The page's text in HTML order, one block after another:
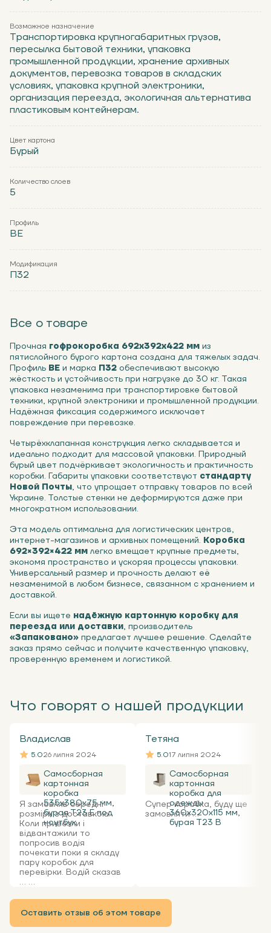
Возможное назначение
Транспортировка крупногабаритных грузов,
пересылка бытовой техники, упаковка
промышленной продукции, хранение архивных
документов, перевозка товаров в складских
условиях, упаковка крупной электроники,
организация переезда, экологичная альтернатива
пластиковым контейнерам.
Цвет картона
Бурый
Количество слоев
5
Профиль
ВЕ
Модификация
П32
Все о товаре
Прочная гофрокоробка 692х392х422 мм из
пятислойного бурого картона создана для тяжелых задач.
Профиль ВЕ и марка П32 обеспечивают высокую
жёсткость и устойчивость при нагрузке до 30 кг. Такая
упаковка незаменима при транспортировке бытовой
техники, крупной электроники и промышленной продукции.
Надёжная фиксация содержимого исключает
повреждение при перевозке.
Четырёхклапанная конструкция легко складывается и
идеально подходит для массовой упаковки. Природный
бурый цвет подчёркивает экологичность и практичность
коробки. Габариты упаковки соответствуют стандарту
Новой Почты, что упрощает отправку товаров по всей
Украине. Толстые стенки не деформируются даже при
многократном использовании.
Эта модель оптимальна для логистических центров,
интернет-магазинов и архивных помещений. Коробка
692×392×422 мм легко вмещает крупные предметы,
экономя пространство и ускоряя процессы упаковки.
Универсальный размер и прочность делают её
незаменимой в любом бизнесе, связанном с хранением и
доставкой.
Если вы ищете надёжную картонную коробку для
переезда или доставки, производитель
«Запаковано» предлагает лучшее решение. Сделайте
заказ прямо сейчас и получите качественную упаковку,
проверенную временем и логистикой.
Что говорят о нашей продукции
Владислав
5.026 липня 2024
Самосборная
картонная
коробка
535x380x75 мм,
бурая Т23 Е под
ноутбук
Я замовляв середні
розміри з доставкою.
Коли привезли і
відвантажили то
попросив водія
почекати поки я складу
пару коробок для
перевірки. Водій сказав
... ...
Тетяна
5.017 липня 2024
Самосборная
картонная
коробка для
одежды
360х320х115 мм,
бурая Т23 В
Супер коробка, буду ще
замовляти ...
Оставить отзыв об этом товаре